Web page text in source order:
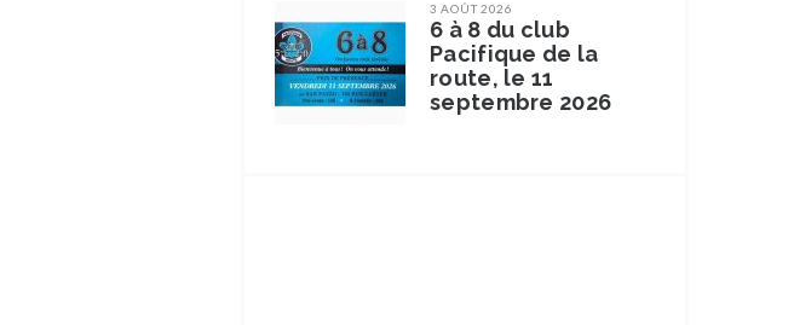
3 AOÛT 2026
6 à 8 du club
Pacifique de la
route, le 11
septembre 2026